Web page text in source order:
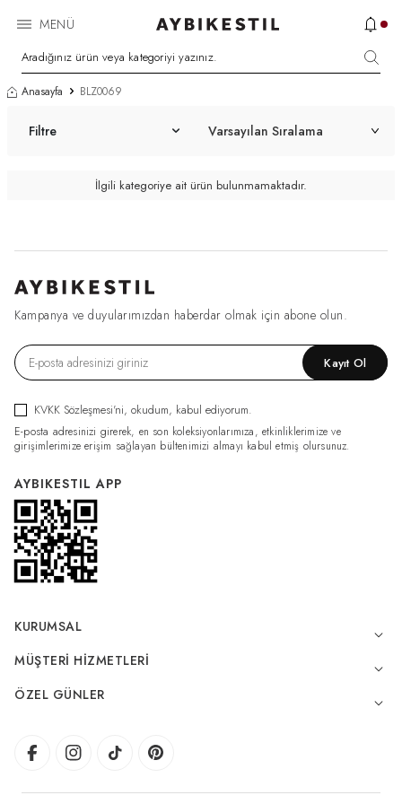
MENÜ
Anasayfa BLZ0069
Filtre
İlgili kategoriye ait ürün bulunmamaktadır.
Kampanya ve duyularımızdan haberdar olmak için abone olun.
Kayıt Ol
KVKK Sözleşmesi'ni, okudum, kabul ediyorum.
E-posta adresinizi girerek, en son koleksiyonlarımıza, etkinliklerimize ve
girişimlerimize erişim sağlayan bültenimizi almayı kabul etmiş olursunuz.
AYBIKESTIL APP
KURUMSAL
MÜŞTERI HIZMETLERI
ÖZEL GÜNLER